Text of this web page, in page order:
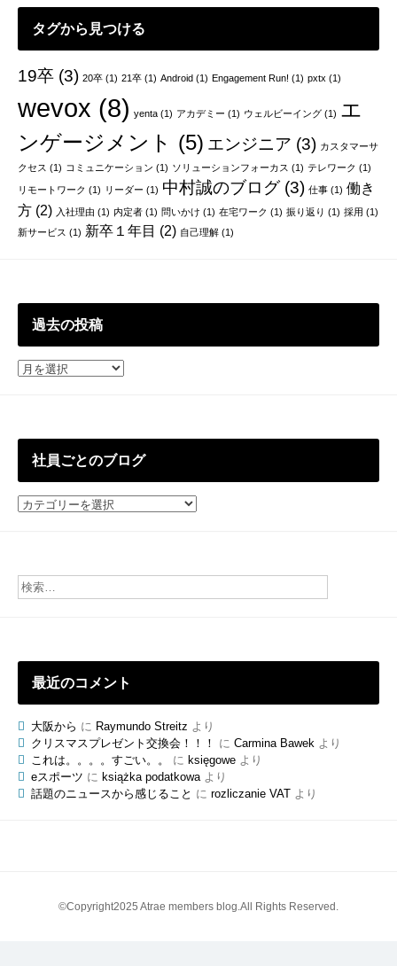
タグから見つける
19卒(3) 20卒(1) 21卒(1) Android(1) Engagement Run! (1) pxtx (1)
wevox (8) yenta(1) アカデミー (1) ウェルビーイング(1) エ
ンゲージメント (5) エンジニア (3) カスタマーサ
クセス (1) コミュニケーション (1) ソリューションフォーカス (1) テレワーク (1)
リモートワーク (1) リーダー (1) 中村誠のブログ(3) 仕事(1) 働き
方(2) 入社理由 (1) 内定者(1) 問いかけ (1) 在宅ワーク (1) 振り返り (1) 採用 (1)
新サービス (1) 新卒１年目 (2) 自己理解(1)
過去の投稿
過
社員ごとのブログ
社
ブ
最近のコメント
大阪から に Raymundo Streitz より
クリスマスプレゼント交換会！！！
に Carmina Bawekより
これは。。。。すごい。。
に księgoweより
eスポーツ に książka podatkowaより
話題のニュースから感じること に rozliczanie VATより
©Copyright2025 Atrae members blog.All Rights Reserved.